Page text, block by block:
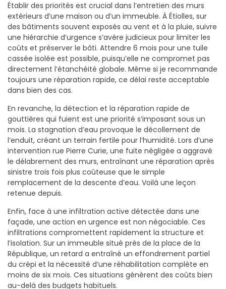
Établir des priorités est crucial dans l’entretien des murs
extérieurs d’une maison ou d’un immeuble. À Étiolles, sur
des bâtiments souvent exposés au vent et à la pluie, suivre
une hiérarchie d’urgence s’avère judicieux pour limiter les
coûts et préserver le bâti. Attendre 6 mois pour une tuile
cassée isolée est possible, puisqu’elle ne compromet pas
directement l’étanchéité globale. Même si je recommande
toujours une réparation rapide, ce délai reste acceptable
dans bien des cas.
En revanche, la détection et la réparation rapide de
gouttières qui fuient est une priorité s’imposant sous un
mois. La stagnation d’eau provoque le décollement de
l’enduit, créant un terrain fertile pour l’humidité. Lors d’une
intervention rue Pierre Curie, une fuite négligée a aggravé
le délabrement des murs, entraînant une réparation après
sinistre trois fois plus coûteuse que le simple
remplacement de la descente d’eau. Voilà une leçon
retenue depuis.
Enfin, face à une infiltration active détectée dans une
façade, une action en urgence est non négociable. Ces
infiltrations compromettent rapidement la structure et
l’isolation. Sur un immeuble situé près de la place de la
République, un retard a entraîné un effondrement partiel
du crépi et la nécessité d’une réhabilitation complète en
moins de six mois. Ces situations génèrent des coûts bien
au-delà des budgets habituels.